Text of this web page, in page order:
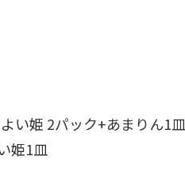
い姫 2パック+あまりん1皿
姫1皿